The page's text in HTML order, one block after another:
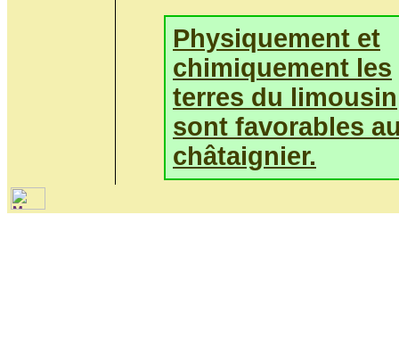
Physiquement et
chimiquement les
terres du limousin
sont favorables
châtaignier.